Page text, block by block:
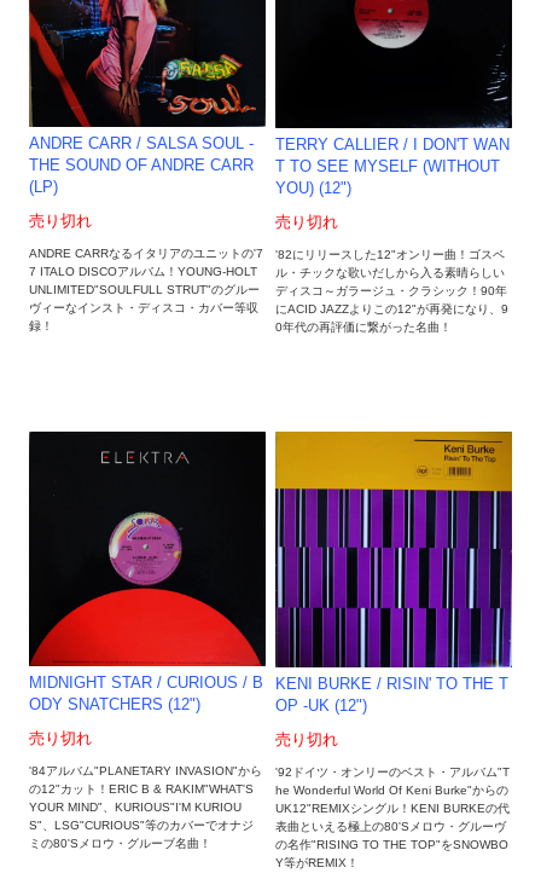
ANDRE CARR / SALSA SOUL -
THE SOUND OF ANDRE CARR
(LP)
売り切れ
ANDRE CARRなるイタリアのユニットの'7
7 ITALO DISCOアルバム！YOUNG-HOLT
UNLIMITED"SOULFULL STRUT"のグルー
ヴィーなインスト・ディスコ・カバー等収
録！
TERRY CALLIER / I DON'T WAN
T TO SEE MYSELF (WITHOUT
YOU) (12")
売り切れ
'82にリリースした12"オンリー曲！ゴスペ
ル・チックな歌いだしから入る素晴らしい
ディスコ～ガラージュ・クラシック！90年
にACID JAZZよりこの12"が再発になり、9
0年代の再評価に繋がった名曲！
MIDNIGHT STAR / CURIOUS / B
ODY SNATCHERS (12")
売り切れ
'84アルバム"PLANETARY INVASION"から
の12"カット！ERIC B & RAKIM"WHAT'S
YOUR MIND"、KURIOUS"I'M KURIOU
S"、LSG"CURIOUS"等のカバーでオナジ
ミの80'Sメロウ・グルーブ名曲！
KENI BURKE / RISIN' TO THE T
OP -UK (12")
売り切れ
'92ドイツ・オンリーのベスト・アルバム"T
he Wonderful World Of Keni Burke"からの
UK12"REMIXシングル！KENI BURKEの代
表曲といえる極上の80'Sメロウ・グルーヴ
の名作"RISING TO THE TOP"をSNOWBO
Y等がREMIX！